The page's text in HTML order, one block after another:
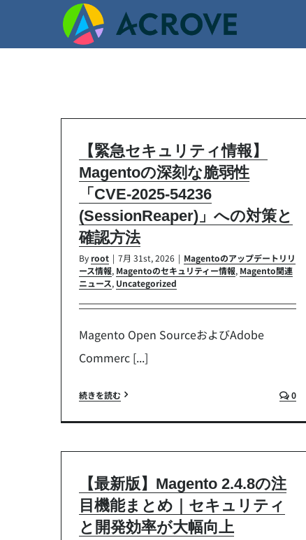
【緊急セキュリティ情報】
Magentoの深刻な脆弱性
「CVE-2025-54236
(SessionReaper)」への対策と
確認方法
By root | 7月 31st, 2026 | Magentoのアップデートリリ
ース情報, Magentoのセキュリティー情報, Magento関連
ニュース, Uncategorized
Magento Open SourceおよびAdobe
Commerc [...]
続きを読む 0
【最新版】Magento 2.4.8の注
目機能まとめ｜セキュリティ
と開発効率が大幅向上